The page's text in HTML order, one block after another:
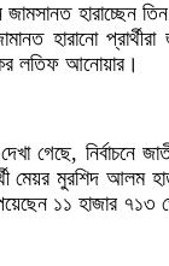
জামসানত হারাচ্ছেন
হারানো
লতিফ আনোয়ার।
গেছে,
মেয়র মুরশিদ আলম
১১ হাজার ৭১৩